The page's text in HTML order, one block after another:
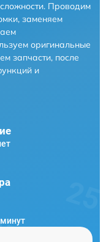
Проводим
заменяем
оригинальные
запчасти, после
и